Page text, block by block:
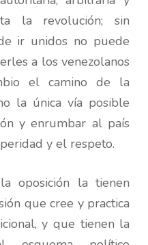
la revolución; sin
ir unidos no puede
a los venezolanos
el camino de la
la única vía posible
y enrumbar al país
y el respeto.
oposición la tienen
que cree y practica
y que tienen la